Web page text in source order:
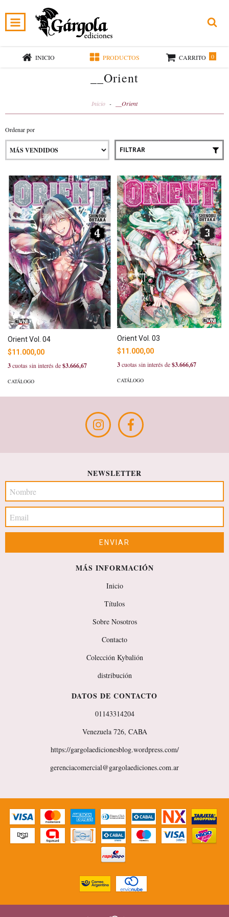
INICIO PRODUCTOS CARRITO 0
__Orient
Inicio - __Orient
Ordenar por
FILTRAR
Orient Vol. 04
$11.000,00
3cuotas sin interés de$3.666,67
CATÁLOGO
Orient Vol. 03
$11.000,00
3cuotas sin interés de$3.666,67
CATÁLOGO
NEWSLETTER
MÁS INFORMACIÓN
Inicio
Títulos
Sobre Nosotros
Contacto
Colección Kybalión
distribución
DATOS DE CONTACTO
01143314204
Venezuela 726, CABA
https://gargolaedicionesblog.wordpress.com/
gerenciacomercial@gargolaediciones.com.ar